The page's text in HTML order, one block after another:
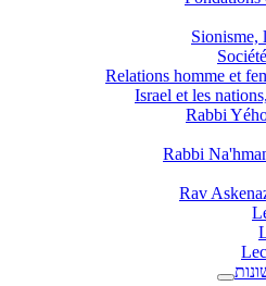
Sionisme,
Relations homme et
Israel et les
Rabbi
Rabbi